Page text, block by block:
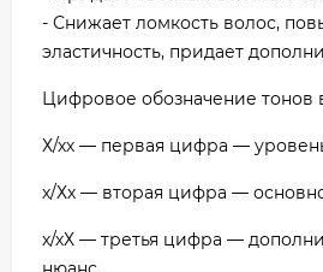
- Снижает ломкость волос,
эластичность, придает
Цифровое обозначение тонов
Х/хх — первая цифра —
х/Хх — вторая цифра —
х/хХ — третья цифра —